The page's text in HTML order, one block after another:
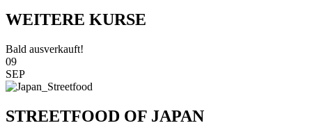
WEITERE KURSE
Bald ausverkauft!
09
SEP
STREETFOOD OF JAPAN